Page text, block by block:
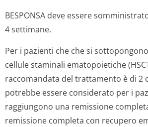
BESPONSA deve essere
4 settimane.
Per i pazienti che che si
cellule staminali ematopoietiche
raccomandata del trattamento è di 2
potrebbe essere considerato per i
raggiungono una remissione
remissione completa con recupero